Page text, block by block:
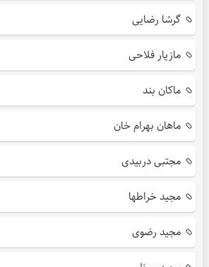
گرشا رضایی
مازیار فلاحی
ماکان بند
ماهان بهرام خان
مجتبی دربیدی
مجید خراطها
مجید رضوی